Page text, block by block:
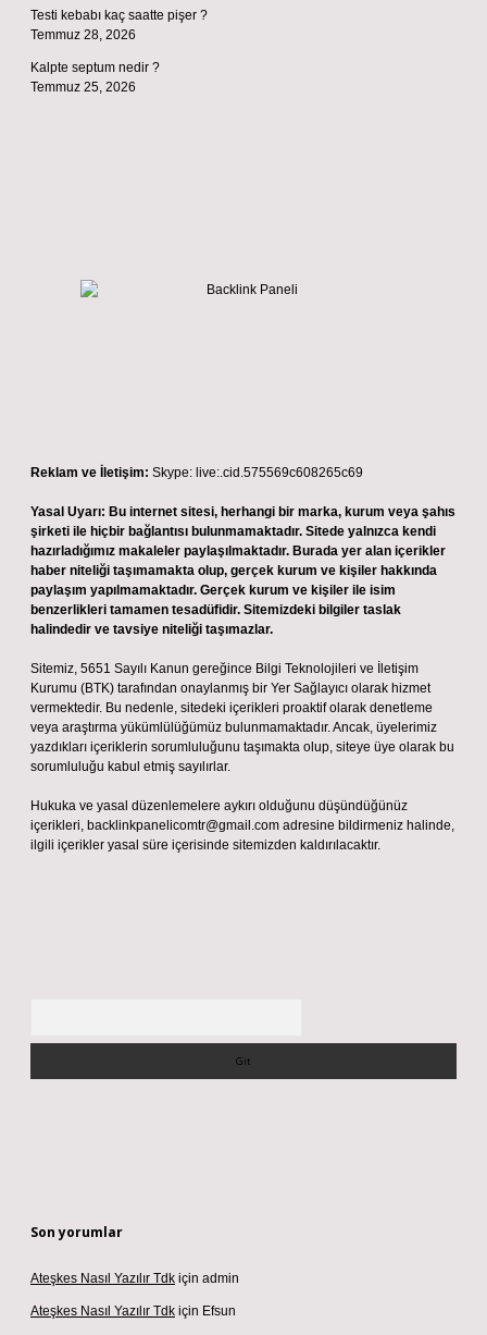
Testi kebabı kaç saatte pişer ?
Temmuz 28, 2026
Kalpte septum nedir ?
Temmuz 25, 2026
Reklam ve İletişim: Skype: live:.cid.575569c608265c69
Yasal Uyarı: Bu internet sitesi, herhangi bir marka, kurum veya şahıs
şirketi ile hiçbir bağlantısı bulunmamaktadır. Sitede yalnızca kendi
hazırladığımız makaleler paylaşılmaktadır. Burada yer alan içerikler
haber niteliği taşımamakta olup, gerçek kurum ve kişiler hakkında
paylaşım yapılmamaktadır. Gerçek kurum ve kişiler ile isim
benzerlikleri tamamen tesadüfidir. Sitemizdeki bilgiler taslak
halindedir ve tavsiye niteliği taşımazlar.
Sitemiz, 5651 Sayılı Kanun gereğince Bilgi Teknolojileri ve İletişim
Kurumu (BTK) tarafından onaylanmış bir Yer Sağlayıcı olarak hizmet
vermektedir. Bu nedenle, sitedeki içerikleri proaktif olarak denetleme
veya araştırma yükümlülüğümüz bulunmamaktadır. Ancak, üyelerimiz
yazdıkları içeriklerin sorumluluğunu taşımakta olup, siteye üye olarak bu
sorumluluğu kabul etmiş sayılırlar.
Hukuka ve yasal düzenlemelere aykırı olduğunu düşündüğünüz
içerikleri, backlinkpanelicomtr@gmail.com adresine bildirmeniz halinde,
ilgili içerikler yasal süre içerisinde sitemizden kaldırılacaktır.
Son yorumlar
Ateşkes Nasıl Yazılır Tdk için admin
Ateşkes Nasıl Yazılır Tdk için Efsun